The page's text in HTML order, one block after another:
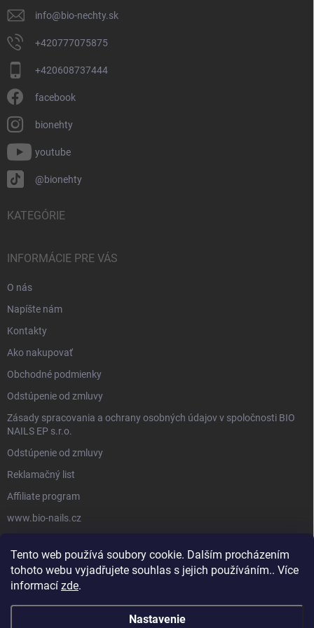
Tento web používá soubory cookie. Dalším procházením
tohoto webu vyjadřujete souhlas s jejich používáním.. Více
informací zde.
Nastavenie
info@bio-nechty.sk
+420777075875
+420608737444
facebook
bionehty
youtube
@bionehty
KATEGÓRIE
INFORMÁCIE PRE VÁS
O nás
Napíšte nám
Kontakty
Ako nakupovať
Obchodné podmienky
Odstúpenie od zmluvy
Zásady spracovania a ochrany osobných údajov v spoločnosti BIO
NAILS EP s.r.o.
Odstúpenie od zmluvy
Reklamačný list
Affiliate program
www.bio-nails.cz
FACEBOOK